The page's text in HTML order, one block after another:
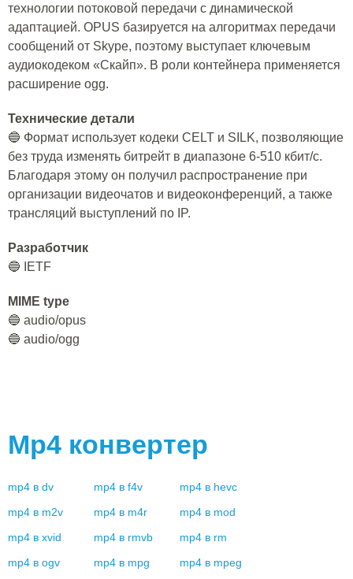
технологии потоковой передачи с динамической
адаптацией. OPUS базируется на алгоритмах передачи
сообщений от Skype, поэтому выступает ключевым
аудиокодеком «Скайп». В роли контейнера применяется
расширение ogg.
Технические детали
🔵 Формат использует кодеки CELT и SILK, позволяющие
без труда изменять битрейт в диапазоне 6-510 кбит/с.
Благодаря этому он получил распространение при
организации видеочатов и видеоконференций, а также
трансляций выступлений по IP.
Разработчик
🔵 IETF
MIME type
🔵 audio/opus
🔵 audio/ogg
Mp4 конвертер
mp4 в dv mp4 в f4v mp4 в hevc
mp4 в m2v mp4 в m4r mp4 в mod
mp4 в xvid mp4 в rmvb mp4 в rm
mp4 в ogv mp4 в mpg mp4 в mpeg